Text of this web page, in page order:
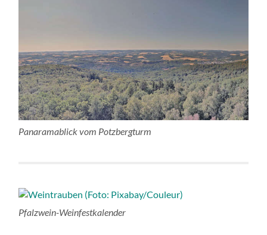
Panaramablick vom Potzbergturm
Pfalzwein-Weinfestkalender